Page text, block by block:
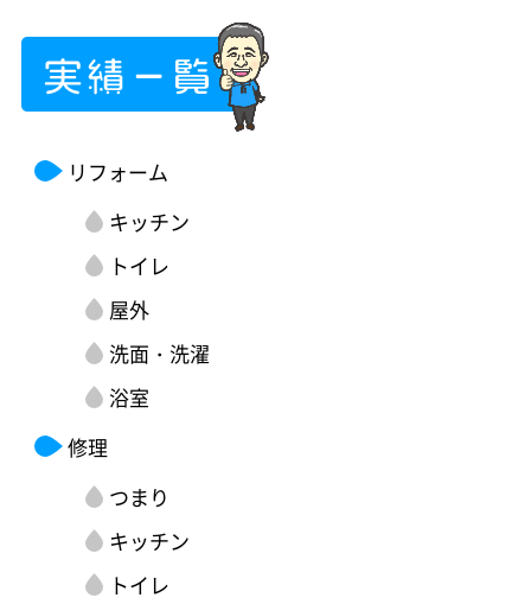
リフォーム
キッチン
トイレ
屋外
洗面・洗濯
浴室
修理
つまり
キッチン
トイレ